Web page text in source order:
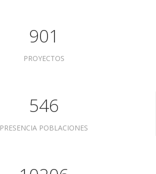
901
PROYECTOS
546
PRESENCIA POBLACIONES